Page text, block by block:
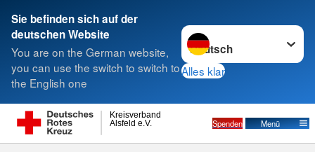
Sie befinden sich auf der
deutschen Website
You are on the German website,
you can use the switch to switch to
the English one
Sprache wechseln zu
Alles klar
Alsfeld e.V.
Kreisverband
Spenden Menü
Suche